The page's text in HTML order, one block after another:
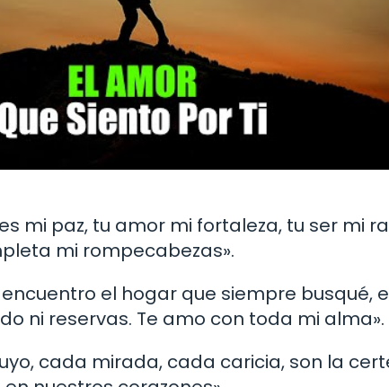
mi paz, tu amor mi fortaleza, tu ser mi
mi rompecabezas».
encuentro el hogar que siempre busqué,
ni reservas. Te amo con toda mi alma».
cada mirada, cada caricia, son la